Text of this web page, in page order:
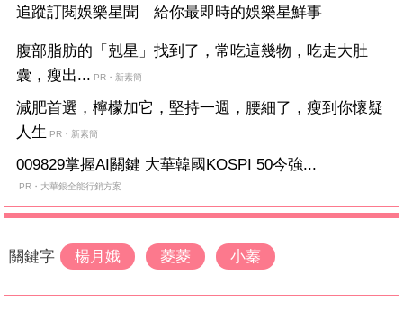
追蹤訂閱娛樂星聞 給你最即時的娛樂星鮮事
腹部脂肪的「剋星」找到了，常吃這幾物，吃走大肚
囊，瘦出... PR・新素簡
減肥首選，檸檬加它，堅持一週，腰細了，瘦到你懷疑
人生 PR・新素簡
009829掌握AI關鍵 大華韓國KOSPI 50今強...
PR・大華銀全能行銷方案
關鍵字 楊月娥 菱菱 小蓁